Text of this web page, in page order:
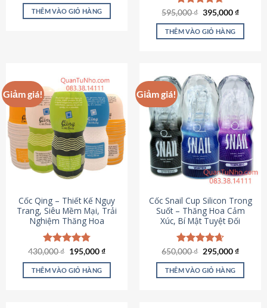
sản
phẩm
là:
895,000 ₫.
tại
THÊM VÀO GIỎ HÀNG
Được xếp
hạng4.64
5 sao
595,000₫ Giá
là:
595,000 ₫.
395,000₫Giá
tại
THÊM VÀO GIỎ HÀNG
Giảm giá!
Cốc Qing – Thiết Kế Ngụy
Trang, Siêu Mềm Mại, Trải
Nghiệm Thăng Hoa
Được xếp
hạng4.78
5 sao
430,000₫ Giá
là:
430,000 ₫.
195,000₫Giá
tại
THÊM VÀO GIỎ HÀNG
Giảm giá!
Cốc Snail Cup Silicon Trong
Suốt – Thăng Hoa Cảm
Xúc, Bí Mật Tuyệt Đối
Được xếp
hạng4.69
5 sao
650,000₫ Giá
là:
650,000 ₫.
295,000₫Giá
tại
THÊM VÀO GIỎ HÀNG